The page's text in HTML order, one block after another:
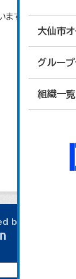
大仙市
グルー
組織一覧
す。
by